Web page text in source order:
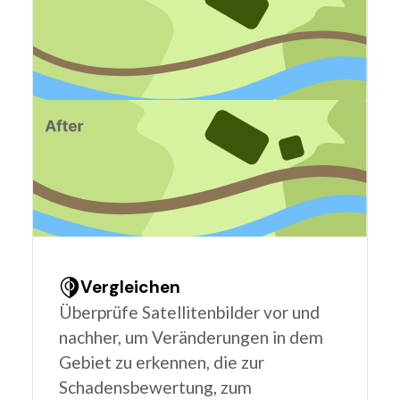
Vergleichen
Überprüfe Satellitenbilder vor und
nachher, um Veränderungen in dem
Gebiet zu erkennen, die zur
Schadensbewertung, zum